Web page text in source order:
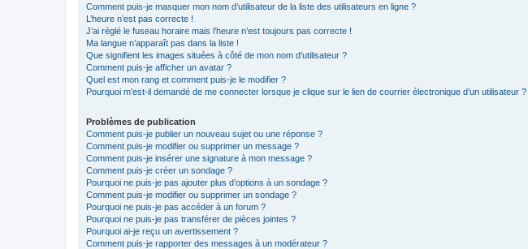
Comment puis-je masquer mon nom d’utilisateur de la liste des utilisateurs en ligne ?
L’heure n’est pas correcte !
J’ai réglé le fuseau horaire mais l’heure n’est toujours pas correcte !
Ma langue n’apparaît pas dans la liste !
Que signifient les images situées à côté de mon nom d’utilisateur ?
Comment puis-je afficher un avatar ?
Quel est mon rang et comment puis-je le modifier ?
Pourquoi m’est-il demandé de me connecter lorsque je clique sur le lien de courrier électronique d’un utilisateur ?
Problèmes de publication
Comment puis-je publier un nouveau sujet ou une réponse ?
Comment puis-je modifier ou supprimer un message ?
Comment puis-je insérer une signature à mon message ?
Comment puis-je créer un sondage ?
Pourquoi ne puis-je pas ajouter plus d’options à un sondage ?
Comment puis-je modifier ou supprimer un sondage ?
Pourquoi ne puis-je pas accéder à un forum ?
Pourquoi ne puis-je pas transférer de pièces jointes ?
Pourquoi ai-je reçu un avertissement ?
Comment puis-je rapporter des messages à un modérateur ?